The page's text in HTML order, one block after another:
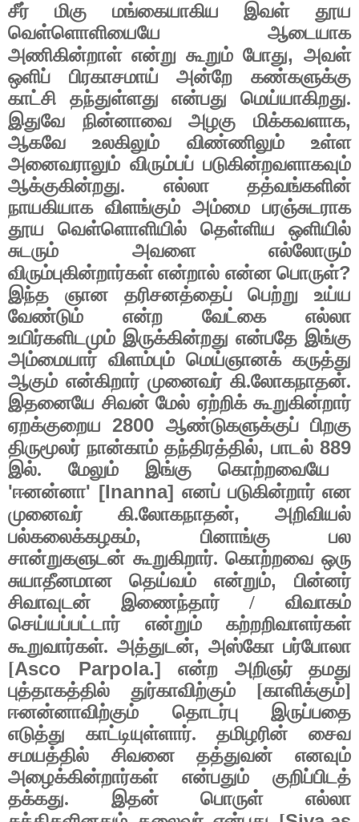
சீர் மிகு மங்கையாகிய இவள் தூய
வெள்ளொளியையே ஆடையாக
அணிகின்றாள் என்று கூறும் போது, அவள்
ஒளிப் பிரகாசமாய் அன்றே கண்களுக்கு
காட்சி தந்துள்ளது என்பது மெய்யாகிறது.
இதுவே நின்னாவை அழகு மிக்கவளாக,
ஆகவே உலகிலும் விண்ணிலும் உள்ள
அனைவராலும் விரும்பப் படுகின்றவளாகவும்
ஆக்குகின்றது. எல்லா தத்வங்களின்
நாயகியாக விளங்கும் அம்மை பரஞ்சுடராக
தூய வெள்ளொளியில் தெள்ளிய ஒளியில்
சுடரும் அவளை எல்லோரும்
விரும்புகின்றார்கள் என்றால் என்ன பொருள்?
இந்த ஞான தரிசனத்தைப் பெற்று உய்ய
வேண்டும் என்ற வேட்கை எல்லா
உயிர்களிடமும் இருக்கின்றது என்பதே இங்கு
அம்மையார் விளம்பும் மெய்ஞானக் கருத்து
ஆகும் என்கிறார் முனைவர் கி.லோகநாதன்.
இதனையே சிவன் மேல் ஏற்றிக் கூறுகின்றார்
ஏறக்குறைய2800 ஆண்டுகளுக்குப் பிறகு
திருமூலர் நான்காம் தந்திரத்தில், பாடல் 889
இல். மேலும் இங்கு கொற்றவையே
'ஈனன்னா' [Inanna] எனப் படுகின்றார் என
முனைவர் கி.லோகநாதன், அறிவியல்
பல்கலைக்கழகம், பினாங்கு பல
சான்றுகளுடன் கூறுகிறார். கொற்றவை ஒரு
சுயாதீனமான தெய்வம் என்றும்,பின்னர்
சிவாவுடன் இணைந்தார் / விவாகம்
செய்யப்பட்டார் என்றும் கற்றறிவாளர்கள்
கூறுவார்கள். அத்துடன்,அஸ்கோ பர்போலா
[Asco Parpola.] என்ற அறிஞர் தமது
புத்தாகத்தில் துர்காவிற்கும் [காளிக்கும்]
ஈனன்னாவிற்கும் தொடர்பு இருப்பதை
எடுத்து காட்டியுள்ளார். தமிழரின் சைவ
சமயத்தில் சிவனை தத்துவன் எனவும்
அழைக்கின்றார்கள் என்பதும் குறிப்பிடத்
தக்கது. இதன் பொருள் எல்லா